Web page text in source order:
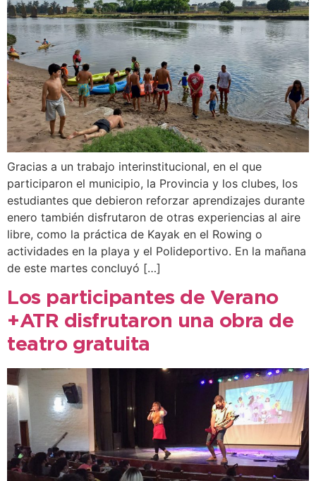
Gracias a un trabajo interinstitucional, en el que
participaron el municipio, la Provincia y los clubes, los
estudiantes que debieron reforzar aprendizajes durante
enero también disfrutaron de otras experiencias al aire
libre, como la práctica de Kayak en el Rowing o
actividades en la playa y el Polideportivo. En la mañana
de este martes concluyó […]
Los participantes de Verano
+ATR disfrutaron una obra de
teatro gratuita